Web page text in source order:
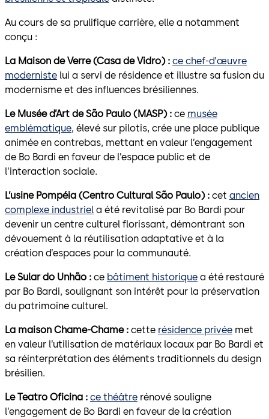
Au cours de sa prulifique carrière, elle a notamment
conçu :
La Maison de Verre (Casa de Vidro) : ce chef-d’œuvre
moderniste lui a servi de résidence et illustre sa fusion du
modernisme et des influences brésiliennes.
Le Musée d’Art de São Paulo (MASP) : ce musée
emblématique, élevé sur pilotis, crée une place publique
animée en contrebas, mettant en valeur l’engagement
de Bo Bardi en faveur de l’espace public et de
l’interaction sociale.
L’usine Pompéia (Centro Cultural São Paulo) : cet ancien
complexe industriel a été revitalisé par Bo Bardi pour
devenir un centre culturel florissant, démontrant son
dévouement à la réutilisation adaptative et à la
création d’espaces pour la communauté.
Le Sular do Unhão : ce bâtiment historique a été restauré
par Bo Bardi, soulignant son intérêt pour la préservation
du patrimoine culturel.
La maison Chame-Chame : cette résidence privée met
en valeur l’utilisation de matériaux locaux par Bo Bardi et
sa réinterprétation des éléments traditionnels du design
brésilien.
Le Teatro Oficina : ce théâtre rénové souligne
l’engagement de Bo Bardi en faveur de la création